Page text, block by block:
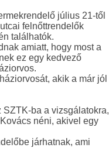
július 21-től
felnőttrendelők
találhatók.
amiatt, hogy most a
ez egy kedvező
akik a már jól
ba a vizsgálatokra,
Kovács néni, akivel egy
járhatnak, ami